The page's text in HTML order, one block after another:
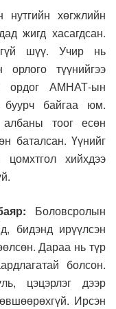
хөгжлийн
жигд хасагдсан.
шүү. Учир нь
түүнийгээ
ордог АМНАТ-ын
буурч байгаа юм.
тоог есөн
баталсан. Үүнийг
хийхдээ
Боловсролын
бидэнд ирүүлсэн
Дараа нь түр
болсон.
цэцэрлэг дээр
Ирсэн